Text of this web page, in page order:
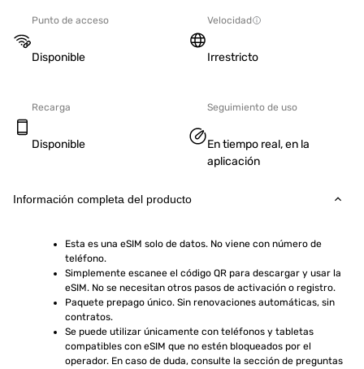
Punto de acceso
Disponible
Velocidad
Irrestricto
Recarga
Disponible
Seguimiento de uso
En tiempo real, en la
aplicación
Información completa del producto
Esta es una eSIM solo de datos. No viene con número de
teléfono.
Simplemente escanee el código QR para descargar y usar la
eSIM. No se necesitan otros pasos de activación o registro.
Paquete prepago único. Sin renovaciones automáticas, sin
contratos.
Se puede utilizar únicamente con teléfonos y tabletas
compatibles con eSIM que no estén bloqueados por el
operador. En caso de duda, consulte la sección de preguntas